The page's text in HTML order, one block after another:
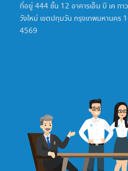
ที่อยู่ 444 ชั้น 12 อาคารเอ็ม บี เค ท
วังใหม่ เขตปทุมวัน กรุงเทพมหานค
4569